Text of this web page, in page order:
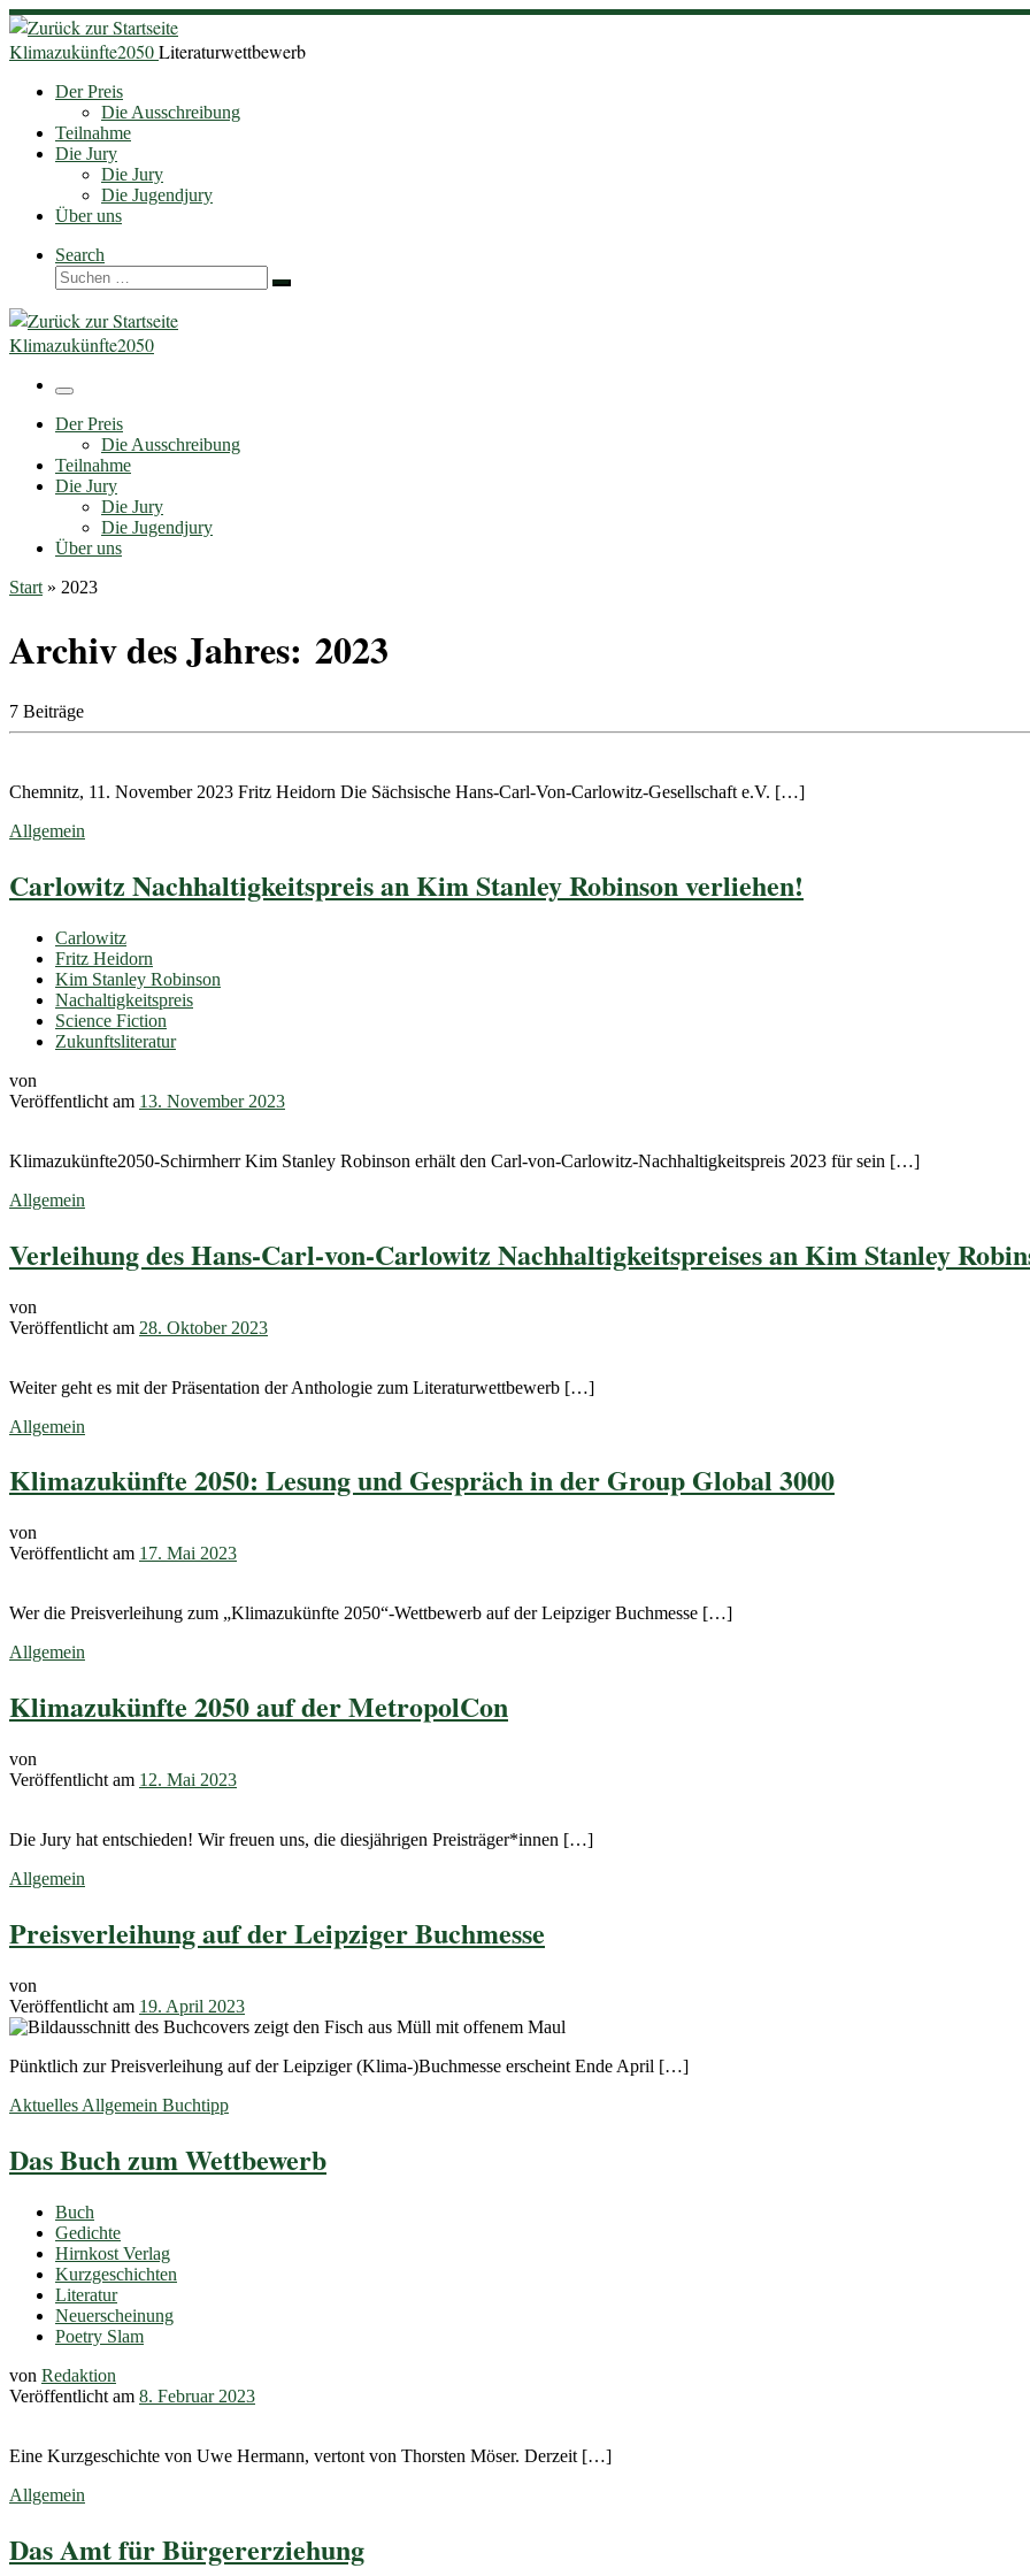
Zum
Inhalt
springen
Klimazukünfte2050Literaturwettbewerb
Der Preis
Die Ausschreibung
Teilnahme
Die Jury
Die Jury
Die Jugendjury
Über uns
Search
Suche
Suchen …
Klimazukünfte2050
Menü
Der Preis
Die Ausschreibung
Teilnahme
Die Jury
Die Jury
Die Jugendjury
Über uns
Start » 2023
Archiv des Jahres: 2023
7 Beiträge
Chemnitz, 11. November 2023 Fritz Heidorn Die Sächsische Hans-Carl-Von-Carlowitz-Gesellschaft e.V. […]
Allgemein
Carlowitz Nachhaltigkeitspreis an Kim Stanley Robinson verliehen!
Carlowitz
Fritz Heidorn
Kim Stanley Robinson
Nachaltigkeitspreis
Science Fiction
Zukunftsliteratur
von
Veröffentlicht am 13. November 2023
Klimazukünfte2050-Schirmherr Kim Stanley Robinson erhält den Carl-von-Carlowitz-Nachhaltigkeitspreis 2023 für sein […]
Allgemein
Verleihung des Hans-Carl-von-Carlowitz Nachhaltigkeitspreises an Kim Stanley
von
Veröffentlicht am 28. Oktober 2023
Weiter geht es mit der Präsentation der Anthologie zum Literaturwettbewerb […]
Allgemein
Klimazukünfte 2050: Lesung und Gespräch in der Group Global 3000
von
Veröffentlicht am 17. Mai 2023
Wer die Preisverleihung zum „Klimazukünfte 2050“-Wettbewerb auf der Leipziger Buchmesse […]
Allgemein
Klimazukünfte 2050 auf der MetropolCon
von
Veröffentlicht am 12. Mai 2023
Die Jury hat entschieden! Wir freuen uns, die diesjährigen Preisträger*innen […]
Allgemein
Preisverleihung auf der Leipziger Buchmesse
von
Veröffentlicht am 19. April 2023
Pünktlich zur Preisverleihung auf der Leipziger (Klima-)Buchmesse erscheint Ende April […]
Aktuelles Allgemein Buchtipp
Das Buch zum Wettbewerb
Buch
Gedichte
Hirnkost Verlag
Kurzgeschichten
Literatur
Neuerscheinung
Poetry Slam
von Redaktion
Veröffentlicht am 8. Februar 2023
Eine Kurzgeschichte von Uwe Hermann, vertont von Thorsten Möser. Derzeit […]
Allgemein
Das Amt für Bürgererziehung